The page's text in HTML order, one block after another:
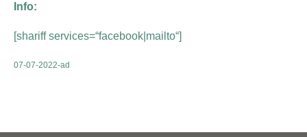
Info:
[shariff services=“facebook|mailto“]
07-07-2022-ad